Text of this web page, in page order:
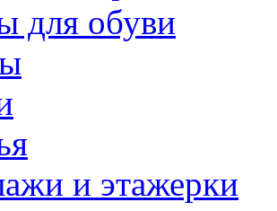
для обуви
и этажерки